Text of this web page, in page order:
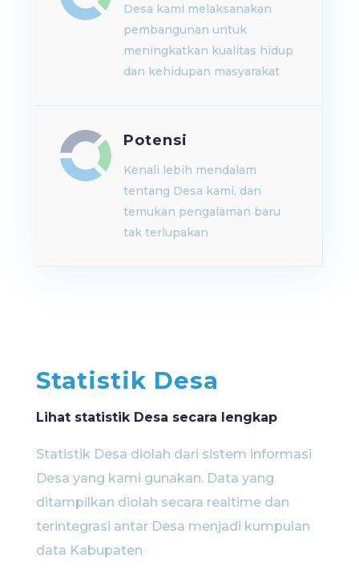
Desa kami melaksanakan
pembangunan untuk
meningkatkan kualitas hidup
dan kehidupan masyarakat
Potensi
Kenali lebih mendalam
tentang Desa kami, dan
temukan pengalaman baru
tak terlupakan
Statistik Desa
Lihat statistik Desa secara lengkap
Statistik Desa diolah dari sistem informasi
Desa yang kami gunakan. Data yang
ditampilkan diolah secara realtime dan
terintegrasi antar Desa menjadi kumpulan
data Kabupaten